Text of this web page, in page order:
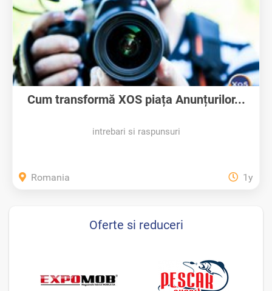
Cum transformă XOS piața Anunțurilor...
intrebari si raspunsuri
Romania 1y
Oferte si reduceri